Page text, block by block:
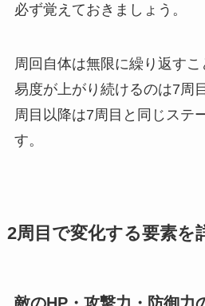
必ず覚えておきましょう。
周回自体は無限に繰り返す
易度が上がり続けるのは7周
周目以降は7周目と同じステ
す。
2周目で変化する要素を